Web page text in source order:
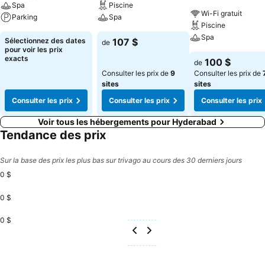
Spa
Parking
Sélectionnez des dates
pour voir les prix
exacts
Consulter les prix
Piscine
Spa
de 107 $
Consulter les prix de 9
sites
Consulter les prix
Wi-Fi gratuit
Piscine
Spa
de 100 $
Consulter les prix de
sites
Consulter les prix
Voir tous les hébergements pour Hyderabad
Tendance des prix
Sur la base des prix les plus bas sur trivago au cours des 30 derniers jours
0 $
0 $
0 $